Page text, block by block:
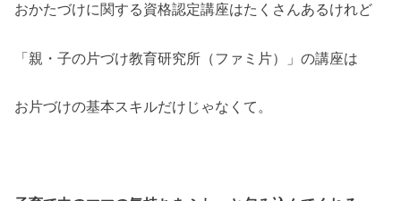
おかたづけに関する資格認定講座はたくさんあるけれど
「親・子の片づけ教育研究所（ファミ片）」の講座は
お片づけの基本スキルだけじゃなくて。